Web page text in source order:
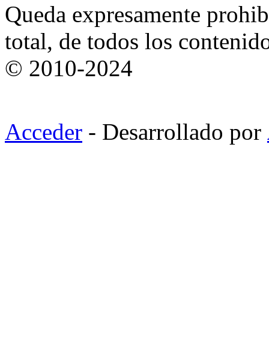
Queda expresamente
total, de todos los
© 2010-2024
Acceder - Desarrollado por